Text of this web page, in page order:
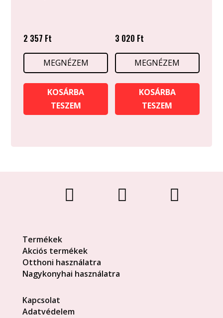
2 357 Ft
MEGNÉZEM
KOSÁRBA
TESZEM
3 020 Ft
MEGNÉZEM
KOSÁRBA
TESZEM
  
Termékek
Akciós termékek
Otthoni használatra
Nagykonyhai használatra
Kapcsolat
Adatvédelem